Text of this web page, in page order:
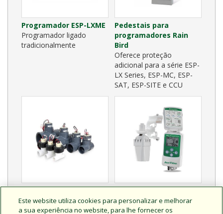
Programador ESP-LXME
Programador ligado
tradicionalmente
Pedestais para
programadores Rain
Bird
Oferece proteção
adicional para a série ESP-
LX Series, ESP-MC, ESP-
SAT, ESP-SITE e CCU
série FS
Compatíveis com
gelo sem fios séries
WR2 e WR2-48
Este website utiliza cookies para personalizar e melhorar
a sua experiência no website, para lhe fornecer os